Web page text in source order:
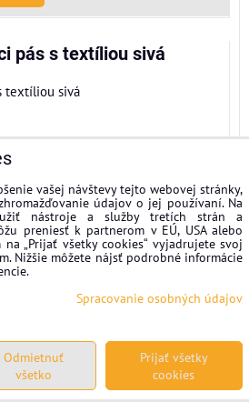
pás s textíliou sivá
textíliou sivá
vašej návštevy tejto webovej stránky,
údajov o jej používaní. Na
nástroje a služby tretích strán a
preniesť k partnerom v EÚ, USA alebo
„Prijať všetky cookies“ vyjadrujete svoj
Nižšie môžete nájsť podrobné informácie
Spracovanie osobných údajov
Prijať všetky
cookies
Odmietnuť
všetko